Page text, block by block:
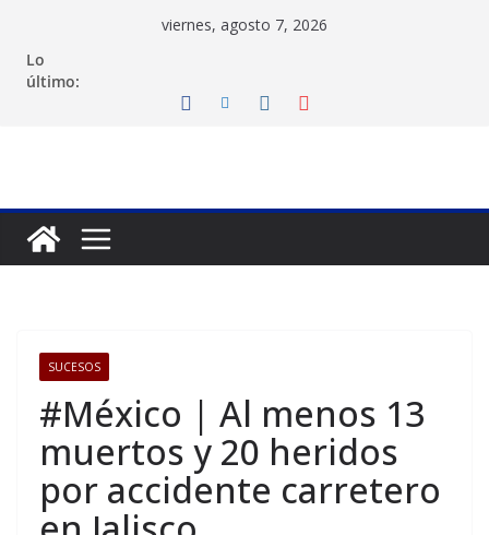
contenido
viernes, agosto 7, 2026
Lo
último:
SUCESOS
#México | Al menos 13
muertos y 20 heridos
por accidente carretero